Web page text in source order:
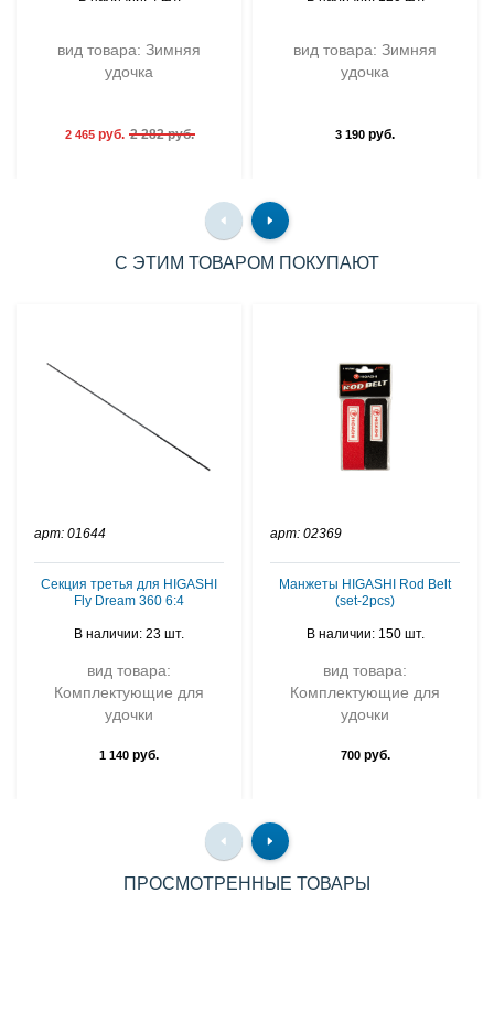
вид товара: Зимняя
удочка
2 465руб. 2 282 руб.
вид товара: Зимняя
удочка
3 190 руб.
С ЭТИМ ТОВАРОМ ПОКУПАЮТ
арт: 01644
Секция третья для HIGASHI
Fly Dream 360 6:4
В наличии: 23 шт.
вид товара:
Комплектующие для
удочки
1 140 руб.
арт: 02369
Манжеты HIGASHI Rod Belt
(set-2pcs)
В наличии: 150 шт.
вид товара:
Комплектующие для
удочки
700руб.
ПРОСМОТРЕННЫЕ ТОВАРЫ